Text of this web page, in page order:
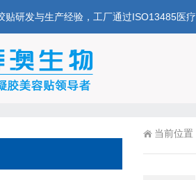
贴研发与生产经验，工厂通过ISO13485医
当前位置